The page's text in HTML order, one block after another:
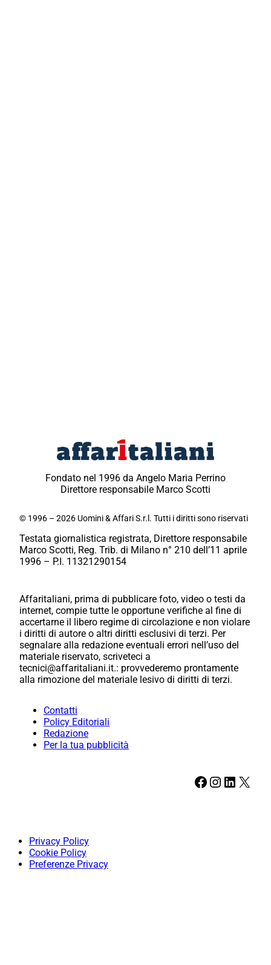
Fondato nel 1996 da Angelo Maria Perrino
Direttore responsabile Marco Scotti
© 1996 – 2026 Uomini & Affari S.r.l. Tutti i diritti sono riservati
Testata giornalistica registrata, Direttore responsabile
Marco Scotti, Reg. Trib. di Milano n° 210 dell’11 aprile
1996 – P.I. 11321290154
Affaritaliani, prima di pubblicare foto, video o testi da
internet, compie tutte le opportune verifiche al fine di
accertarne il libero regime di circolazione e non violare
i diritti di autore o altri diritti esclusivi di terzi. Per
segnalare alla redazione eventuali errori nell’uso del
materiale riservato, scriveteci a
tecnici@affaritaliani.it.: provvederemo prontamente
alla rimozione del materiale lesivo di diritti di terzi.
Contatti
Policy Editoriali
Redazione
Per la tua pubblicità
Facebook Instagram LinkedIn X
Privacy Policy
Cookie Policy
Preferenze Privacy